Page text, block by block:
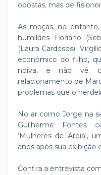
opostas, mas de
As moças, no
humildes Floriano
(Laura Cardosos).
econômico do filho,
noiva, e não vê
relacionamento de
problemas que o
No ar como Jorge na
Guilherme Fontes
‘Mulheres de Areia’,
anos após sua exibição
Confira a entrevista